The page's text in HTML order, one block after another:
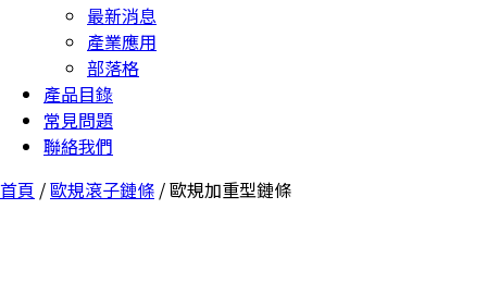
最新消息
產業應用
部落格
產品目錄
常見問題
聯絡我們
首頁 /歐規滾子鏈條 / 歐規加重型鏈條